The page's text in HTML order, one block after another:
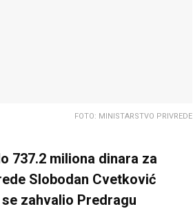
FOTO: MINISTARSTVO PRIVREDE
737.2 miliona dinara za
Slobodan Cvetković
zahvalio Predragu